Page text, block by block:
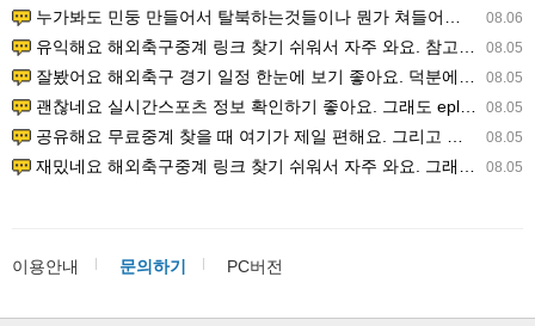
08.06
누가봐도 민둥 만들어서 탈북하는것들이나 뭔가 쳐들어오는 낌새를 미리 알아차리기 위함이지 저걸 전쟁준비라고 하…
08.05
유익해요 해외축구중계 링크 찾기 쉬워서 자주 와요. 참고로 무료스포츠중계 정보 확인할 때 출처 꼭 체크해요.…
08.05
잘봤어요 해외축구 경기 일정 한눈에 보기 좋아요. 덕분에 epl중계 볼 때 공식 중계 채널 먼저 찾아봐요. …
08.05
괜찮네요 실시간스포츠 정보 확인하기 좋아요. 그래도 epl중계 볼 때 공식 중계 채널 먼저 찾아봐요. 북마크…
08.05
공유해요 무료중계 찾을 때 여기가 제일 편해요. 그리고 무료스포츠중계 정보 확인할 때 출처 꼭 체크해요. 앞…
08.05
재밌네요 해외축구중계 링크 찾기 쉬워서 자주 와요. 그래서 해외축구중계도 정식 서비스로 봐야 안전해요. 다음…
이용안내 문의하기 PC버전